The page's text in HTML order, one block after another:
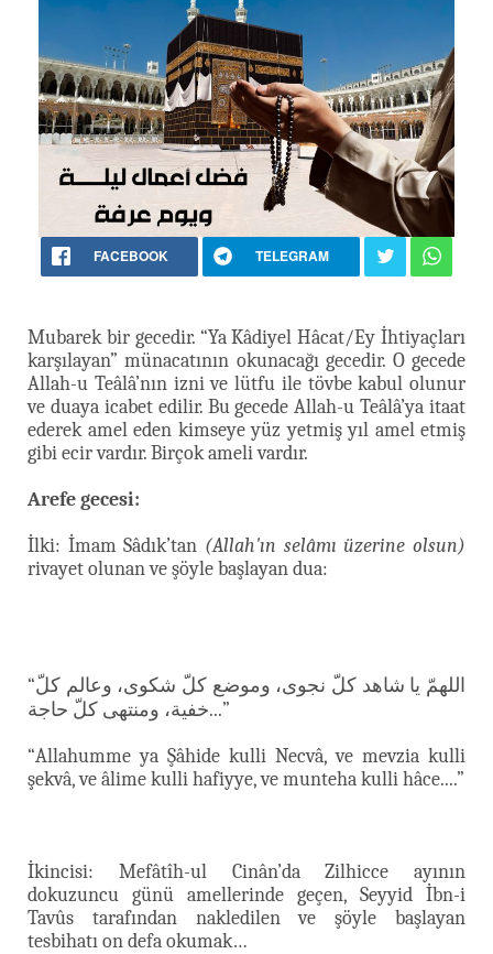
FACEBOOK TELEGRAM
Mubarek bir gecedir. “Ya Kâdiyel Hâcat/Ey İhtiyaçları
karşılayan” münacatının okunacağı gecedir. O gecede
Allah-u Teâlâ’nın izni ve lütfu ile tövbe kabul olunur
ve duaya icabet edilir. Bu gecede Allah-u Teâlâ’ya itaat
ederek amel eden kimseye yüz yetmiş yıl amel etmiş
gibi ecir vardır. Birçok ameli vardır.
Arefe gecesi:
İlki: İmam Sâdık’tan (Allah'ın selâmı üzerine olsun)
rivayet olunan ve şöyle başlayan dua:
“اللهمّ يا شاهد كلّ نجوى، وموضع كلّ شكوى، وعالم كلّ
خفية، ومنتهى كلّ حاجة...”
“Allahumme ya Şâhide kulli Necvâ, ve mevzia kulli
şekvâ, ve âlime kulli hafiyye, ve munteha kulli hâce....”
İkincisi: Mefâtîh-ul Cinân’da Zilhicce ayının
dokuzuncu günü amellerinde geçen, Seyyid İbn-i
Tavûs tarafından nakledilen ve şöyle başlayan
tesbihatı on defa okumak…